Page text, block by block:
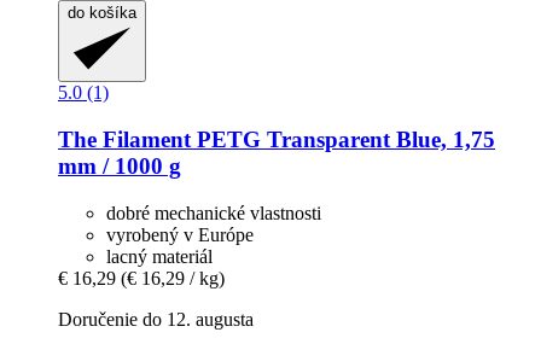
do košíka
5.0 (1)
The Filament PETG Transparent Blue, 1,75
mm / 1000 g
dobré mechanické vlastnosti
vyrobený v Európe
lacný materiál
€ 16,29 (€ 16,29 / kg)
Doručenie do 12. augusta